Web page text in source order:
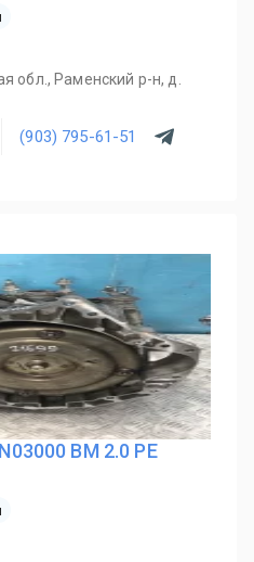
обл., Раменский р-н, д.
(903) 795-61-51
BM 2.0 PE